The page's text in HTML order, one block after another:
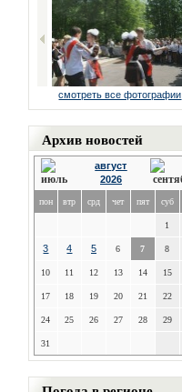
смотреть все фотографии
Архив новостей
август
2026
пон втр срд чет пят суб
1
3 4 5 6 7 8
10 11 12 13 14 15
17 18 19 20 21 22
24 25 26 27 28 29
31